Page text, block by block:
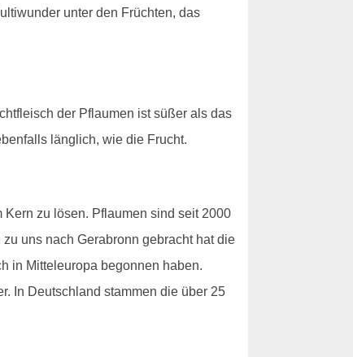
unter den Früchten, das
der Pflaumen ist süßer als das
länglich, wie die Frucht.
zu lösen. Pflaumen sind seit 2000
uns nach Gerabronn gebracht hat die
in Mitteleuropa begonnen haben.
In Deutschland stammen die über 25